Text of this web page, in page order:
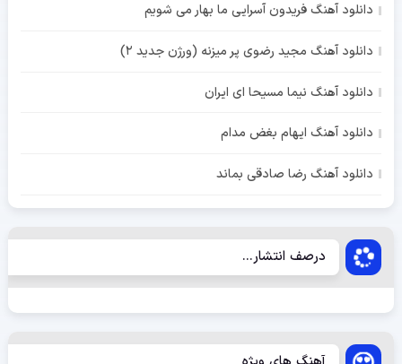
دانلود آهنگ فریدون آسرایی ما بهار می شویم
دانلود آهنگ مجید رضوی پر میزنه (ورژن جدید 2)
دانلود آهنگ نیما مسیحا ای ایران
دانلود آهنگ ایهام بغض مدام
دانلود آهنگ رضا صادقی بماند
درصف انتشار...